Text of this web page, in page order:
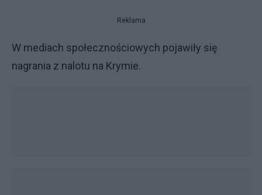
Reklama
W mediach społecznościowych pojawiły się
nagrania z nalotu na Krymie.